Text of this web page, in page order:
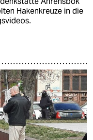
Hakenkreuze in die